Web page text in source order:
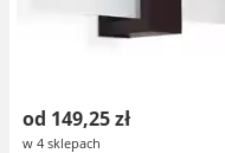
od 149,25 zł
w 4 sklepach